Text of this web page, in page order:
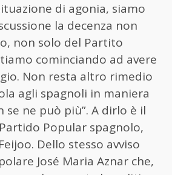
di agonia, siamo
la decenza non
non solo del Partito
cominciando ad avere
Non resta altro rimedio
agli spagnoli in maniera
se ne può più”. A dirlo è il
Popular spagnolo,
Dello stesso avviso
José Maria Aznar che,